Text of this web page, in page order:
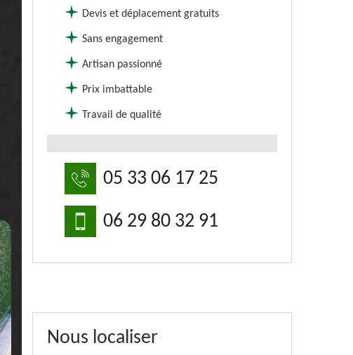
Devis et déplacement gratuits
Sans engagement
Artisan passionné
Prix imbattable
Travail de qualité
05 33 06 17 25
06 29 80 32 91
Nous localiser